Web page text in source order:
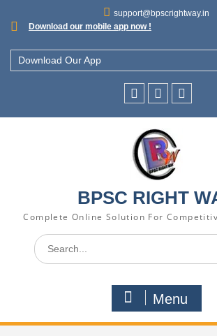
support@bpscrightway.in
Download our mobile app now !
Download Our App
BPSC RIGHT
Complete Online Solution For
Menu